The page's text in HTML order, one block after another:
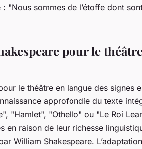
"Nous sommes de l’étoffe dont
pour le
le théâtre en langue des signes
approfondie du texte
"Hamlet", "Othello" ou "Le Roi
en raison de leur richesse
William Shakespeare.